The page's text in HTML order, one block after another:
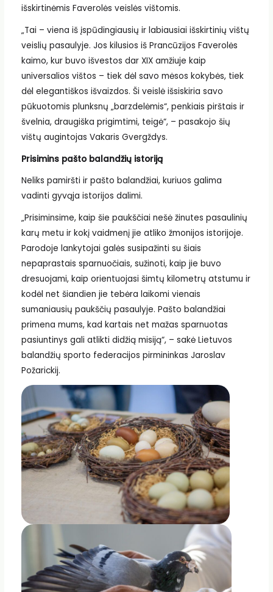
išskirtinėmis Faverolės veislės vištomis.
„Tai – viena iš įspūdingiausių ir labiausiai išskirtinių vištų
veislių pasaulyje. Jos kilusios iš Prancūzijos Faverolės
kaimo, kur buvo išvestos dar XIX amžiuje kaip
universalios vištos – tiek dėl savo mėsos kokybės, tiek
dėl elegantiškos išvaizdos. Ši veislė išsiskiria savo
pūkuotomis plunksnų „barzdelėmis“, penkiais pirštais ir
švelnia, draugiška prigimtimi, teigė“, – pasakojo šių
vištų augintojas Vakaris Gvergždys.
Prisimins pašto balandžių istoriją
Neliks pamiršti ir pašto balandžiai, kuriuos galima
vadinti gyvąja istorijos dalimi.
„Prisiminsime, kaip šie paukščiai nešė žinutes pasaulinių
karų metu ir kokį vaidmenį jie atliko žmonijos istorijoje.
Parodoje lankytojai galės susipažinti su šiais
nepaprastais sparnuočiais, sužinoti, kaip jie buvo
dresuojami, kaip orientuojasi šimtų kilometrų atstumu ir
kodėl net šiandien jie tebėra laikomi vienais
sumaniausių paukščių pasaulyje. Pašto balandžiai
primena mums, kad kartais net mažas sparnuotas
pasiuntinys gali atlikti didžią misiją“, – sakė Lietuvos
balandžių sporto federacijos pirmininkas Jaroslav
Požarickij.